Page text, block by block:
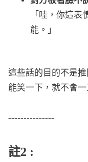
「哇，你這
能。」
這些話的目的不是
能笑一下，就不會
---------------
註2 :